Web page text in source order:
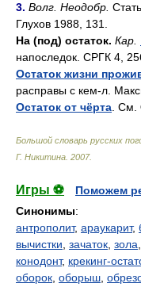
3. Волг. Неодобр.
Глухов 1988, 131.
На (под) остаток. Кар.
напоследок. СРГК 4,
Остаток жизни
расправы с кем-л.
Остаток от чёрта . См.
Большой словарь русских
Г. Никитина 2007.
Игры ⚽
Поможем
Синонимы:
антрополит, араукарит,
вычистки зачаток зола
конодонт, крекинг-
оборок оборыш